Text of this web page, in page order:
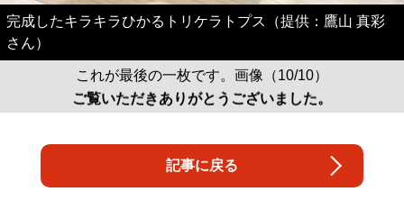
完成したキラキラひかるトリケラトプス（提供：鷹山 真彩
さん）
これが最後の一枚です。画像（10/10）
ご覧いただきありがとうございました。
記事に戻る